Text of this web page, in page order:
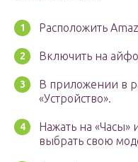
Расположить
Включить на
В приложении в
«Устройство».
Нажать на «Часы»
выбрать свою